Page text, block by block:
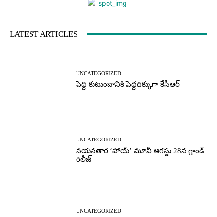
LATEST ARTICLES
UNCATEGORIZED
పెద్ది కుటుంబానికి పెద్దదిక్కుగా కేసీఆర్
UNCATEGORIZED
నయనతార ‘హాయ్’ మూవీ ఆగస్టు 28న గ్రాండ్
రిలీజ్
UNCATEGORIZED